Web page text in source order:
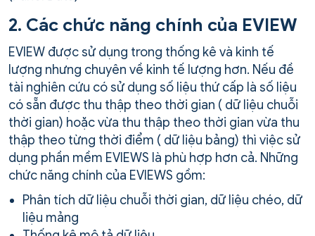
2. Các chức năng chính của EVIEW
EVIEW được sử dụng trong thống kê và kinh tế
lượng nhưng chuyên về kinh tế lượng hơn. Nếu đề
tài nghiên cứu có sử dụng số liệu thứ cấp là số liệu
có sẵn được thu thập theo thời gian ( dữ liệu chuỗi
thời gian) hoặc vừa thu thập theo thời gian vừa thu
thập theo từng thời điểm ( dữ liệu bảng) thì việc sử
dụng phần mềm EVIEWS là phù hợp hơn cả. Những
chức năng chính của EVIEWS gồm:
Phân tích dữ liệu chuỗi thời gian, dữ liệu chéo, dữ
liệu mảng